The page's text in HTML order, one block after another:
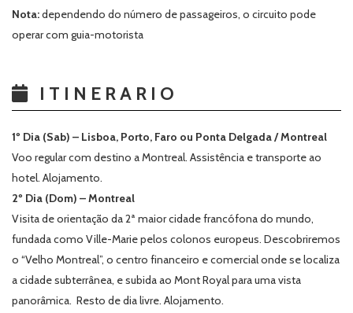
Nota:dependendo do número de passageiros, o circuito pode
operar com guia-motorista
ITINERARIO
1º Dia (Sab) – Lisboa, Porto, Faro ou Ponta Delgada / Montreal
Voo regular com destino a Montreal. Assistência e transporte ao
hotel. Alojamento.
2º Dia (Dom) – Montreal
Visita de orientação da 2ª maior cidade francófona do mundo,
fundada como Ville-Marie pelos colonos europeus. Descobriremos
o “Velho Montreal”, o centro financeiro e comercial onde se localiza
a cidade subterrânea, e subida ao Mont Royal para uma vista
panorâmica. Resto de dia livre. Alojamento.